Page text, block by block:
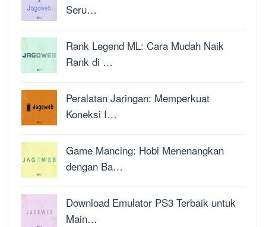
Seru…
Rank Legend ML: Cara Mudah Naik
Rank di …
Peralatan Jaringan: Memperkuat
Koneksi I…
Game Mancing: Hobi Menenangkan
dengan Ba…
Download Emulator PS3 Terbaik untuk
Main…